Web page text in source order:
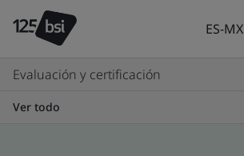
ES-MX
Evaluación y certificación
Ver todo